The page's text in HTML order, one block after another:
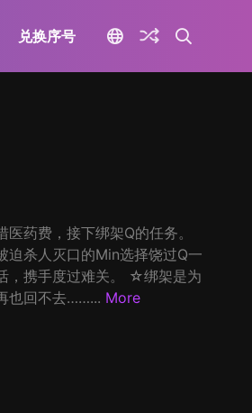
兑换序号
药费，接下绑架Q的任务。
迫杀人灭口的Min选择饶过Q一
，携手度过难关。 ☆绑架是为
也回不去……... More